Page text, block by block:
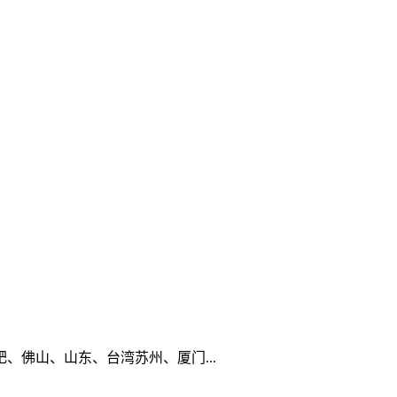
佛山、山东、台湾苏州、厦门...